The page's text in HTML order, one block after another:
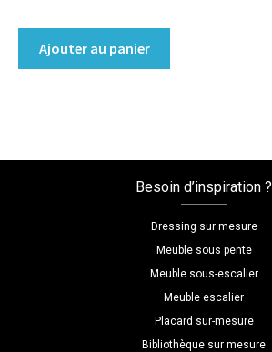
Ajouter au panier
Besoin d’inspiration ?
Dressing sur mesure
Meuble sous pente
Meuble sous-escalier
Meuble escalier
Placard sur-mesure
Bibliothèque sur mesure